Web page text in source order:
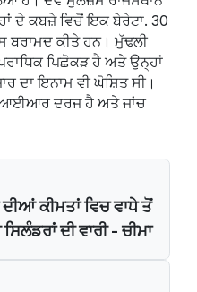
ਦੇ ਕਬਜ਼ੇ ਵਿਚੋਂ ਇਕ ਬੇਰੇਟਾ. 30
ਬਰਾਮਦ ਕੀਤੇ ਹਨ। ਮੁੱਢਲੀ
ਪਿਛੋਕੜ ਹੈ ਅਤੇ ਉਨ੍ਹਾਂ
ਦਾ ਇਨਾਮ ਵੀ ਘੋਸ਼ਿਤ ਸੀ।
ਦਰਜ ਹੈ ਅਤੇ ਜਾਂਚ
ਕੀਮਤਾਂ ਵਿਚ ਵਾਧੇ ਤੋਂ
ਦੀ ਵਾਰੀ - ਚੀਮਾ